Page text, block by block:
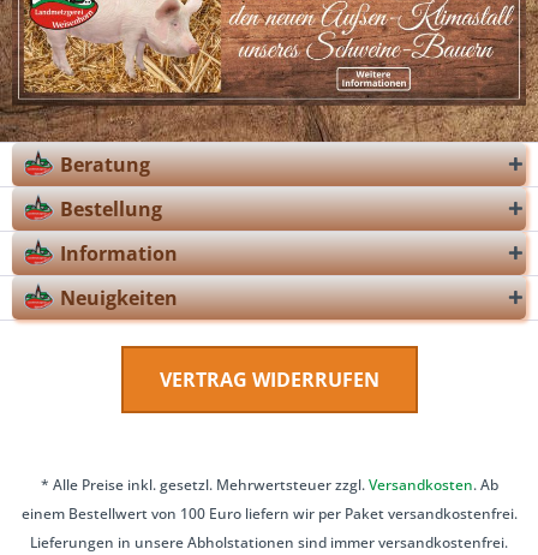
Beratung
Bestellung
Information
Neuigkeiten
VERTRAG WIDERRUFEN
* Alle Preise inkl. gesetzl. Mehrwertsteuer zzgl.Versandkosten. Ab
einem Bestellwert von 100 Euro liefern wir per Paket versandkostenfrei.
Lieferungen in unsere Abholstationen sind immer versandkostenfrei.